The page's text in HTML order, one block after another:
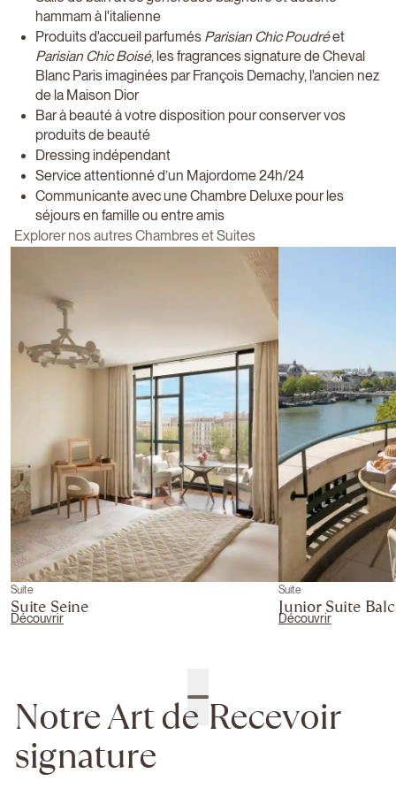
hammam à l'italienne
Produits d'accueil parfumés Parisian Chic Poudréet
Parisian Chic Boisé, les fragrances signature de Cheval
Blanc Paris imaginées par François Demachy, l'ancien nez
de la Maison Dior
Bar à beauté à votre disposition pour conserver vos
produits de beauté
Dressing indépendant
Service attentionné d’un Majordome 24h/24
Communicante avec une Chambre Deluxe pour les
séjours en famille ou entre amis
Explorer nos autres Chambres et Suites
Suite
Suite Seine
Découvrir
Suite
Junior Suite
Découvrir
Notre Art de Recevoir
signature